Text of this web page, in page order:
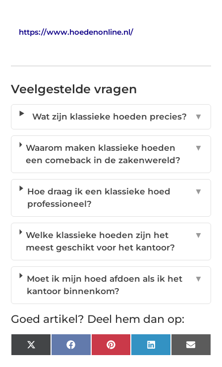
https://www.hoedenonline.nl/
Veelgestelde vragen
Wat zijn klassieke hoeden precies? ▼
Waarom maken klassieke hoeden
een comeback in de zakenwereld?
▼
Hoe draag ik een klassieke hoed
professioneel?
▼
Welke klassieke hoeden zijn het
meest geschikt voor het kantoor?
▼
Moet ik mijn hoed afdoen als ik het
kantoor binnenkom?
▼
Goed artikel? Deel hem dan op:
X
(Twitter)
FacebookPinterestLinkedInEmail